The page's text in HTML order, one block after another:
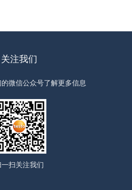
关注我们
微信公众号了解更多信息
一扫关注我们